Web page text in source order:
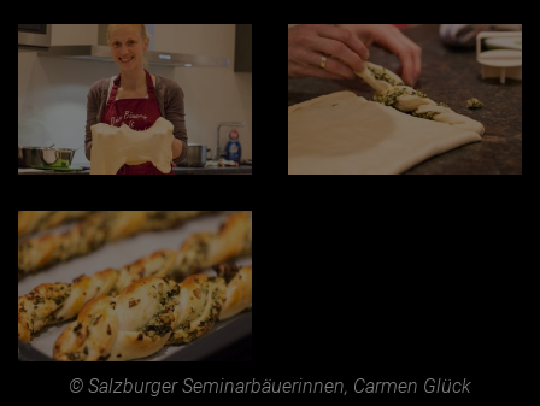
© Salzburger Seminarbäuerinnen, Carmen Glück